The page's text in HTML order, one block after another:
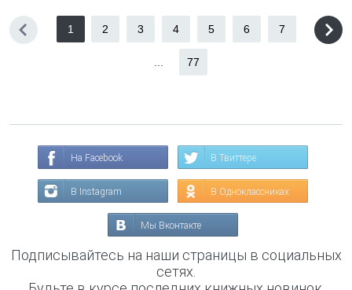
1 2 3 4 5 6 7
77
На Facebook В Твиттере
В Instagram В Одноклассниках
Мы Вконтакте
Подписывайтесь на наши страницы в социальных
сетях.